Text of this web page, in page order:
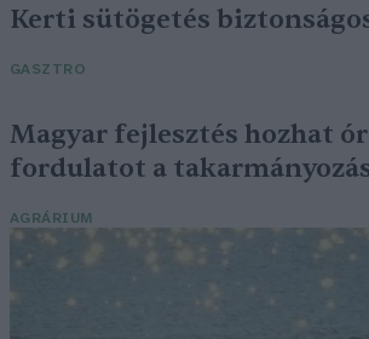
Kerti sütögetés
GASZTRO
Magyar fejlesztés hozhat
fordulatot a
AGRÁRIUM